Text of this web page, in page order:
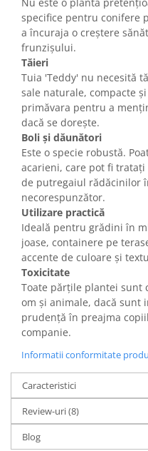
Nu este o plantă
specifice pentru conifere
a încuraja o creștere
frunzișului.
Tăieri
Tuia 'Teddy' nu necesită
sale naturale, compacte
primăvara pentru a
dacă se dorește.
Boli și dăunători
Este o specie robustă.
acarieni, care pot fi
de putregaiul rădăcinilor
necorespunzător.
Utilizare practică
Ideală pentru grădini în
joase, containere pe
accente de culoare și
Toxicitate
Toate părțile plantei sunt
om și animale, dacă sunt
prudență în preajma
companie.
Informatii conformitate
Caracteristici
Review-uri(8)
Blog